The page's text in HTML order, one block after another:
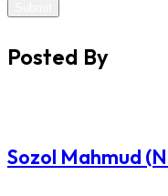
Posted By
Sozol Mahmud